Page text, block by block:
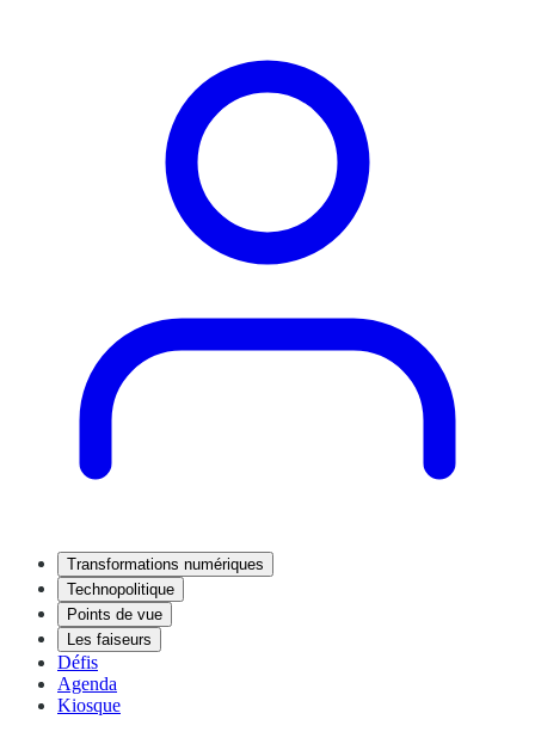
Transformations numériques
Technopolitique
Points de vue
Les faiseurs
Défis
Agenda
Kiosque